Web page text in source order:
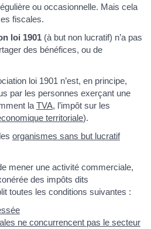
ou occasionnelle. Mais cela
fiscales.
loi 1901 (à but non lucratif) n’a pas
des bénéfices, ou de
loi 1901 n’est, en principe,
par les personnes exerçant une
la TVA, l’impôt sur les
territoriale).
organismes sans but lucratif
mener une activité commerciale,
des impôts dits
toutes les conditions suivantes :
ne concurrencent pas le secteur